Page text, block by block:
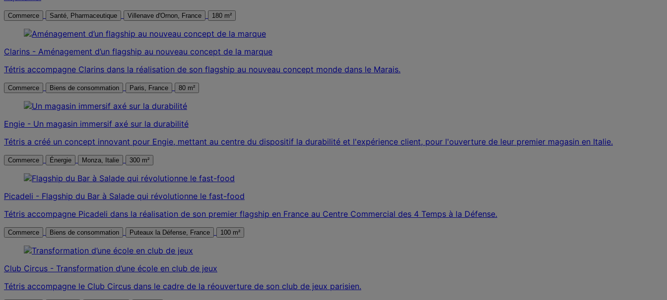
Commerce Santé, Pharmaceutique Villenave d'Ornon, France 180 m²
Clarins - Aménagement d’un flagship au nouveau concept de la marque
Tétris accompagne Clarins dans la réalisation de son flagship au nouveau concept monde dans le Marais.
Commerce Biens de consommation Paris, France 80 m²
Engie - Un magasin immersif axé sur la durabilité
Tétris a créé un concept innovant pour Engie, mettant au centre du dispositif la durabilité et l'expérience client, pour l'ouverture de leur premier magasin en Italie.
Commerce Énergie Monza, Italie 300 m²
Picadeli - Flagship du Bar à Salade qui révolutionne le fast-food
Tétris accompagne Picadeli dans la réalisation de son premier flagship en France au Centre Commercial des 4 Temps à la Défense.
Commerce Biens de consommation Puteaux la Défense, France 100 m²
Club Circus - Transformation d’une école en club de jeux
Tétris accompagne le Club Circus dans le cadre de la réouverture de son club de jeux parisien.